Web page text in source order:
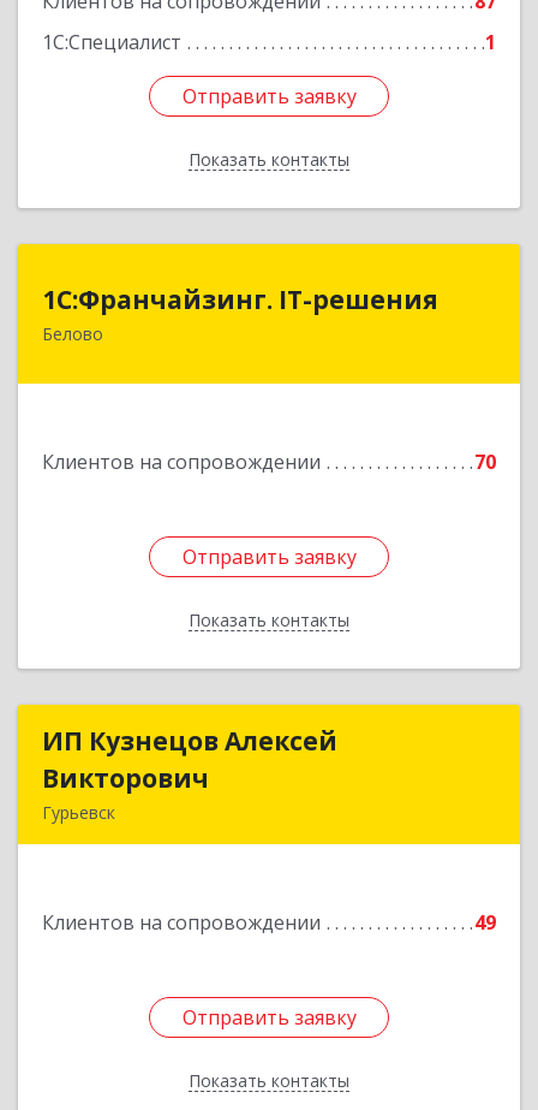
1С:Специалист
1
Отправить заявку
Показать контакты
Отправить заявку
Назад
1С:Франчайзинг. IT-решения
Белово
Клиентов на сопровождении 70
Отправить заявку
Показать контакты
1С:Франчайзинг. IT-решения
Отправить заявку
Назад
ИП Кузнецов Алексей
Викторович
Гурьевск
Клиентов на сопровождении 49
Отправить заявку
Показать контакты
ИП Кузнецов Алексей
Подробнее
Отправить заявку
Назад